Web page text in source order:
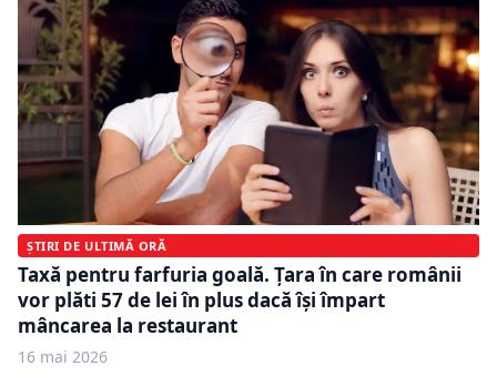
ȘTIRI DE ULTIMĂ ORĂ
Taxă pentru farfuria goală. Țara în care românii
vor plăti 57 de lei în plus dacă își împart
mâncarea la restaurant
16 mai 2026